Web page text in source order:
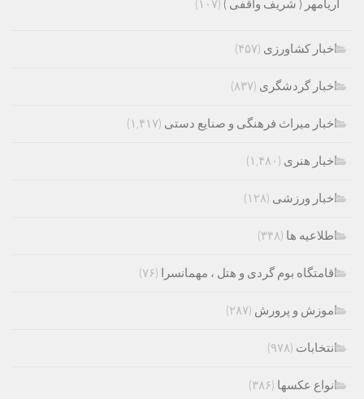
آریامهر ( شریف واقفی ) (۱۰۷)
اخبار کشاورزی (۴۵۷)
اخبار گردشگری (۸۳۷)
اخبار میراث فرهنگی و صنایع دستی (۱,۴۱۷)
اخبار هنری (۱,۴۸۰)
اخبار ورزشی (۱۲۸)
اطلاعیه ها (۳۴۸)
اقامتگاه بوم گردی و هتل ، مهمانسرا (۷۶)
اموزش و پرورش (۲۸۷)
انتخابات (۹۷۸)
انواع عکسها (۳۸۶)